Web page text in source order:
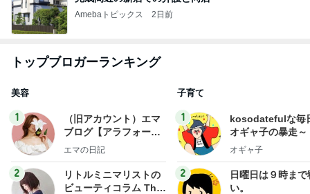
Amebaトピックス 2日前
トップブロガーランキング
美容
1
（旧アカウント）エマ
ブログ【アラフォー会
社売却セカンドライ
エマの日記
2
リトルミニマリストの
ビューティコラム The
子育て
1
kosodatefulな毎
オギャ子の暴走～
オギャ子
2
日曜日は９時まで
い。